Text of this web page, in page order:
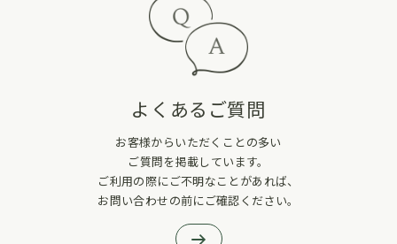
よくあるご質問
お客様からいただくことの多い
ご質問を掲載しています。
ご利用の際にご不明なことがあれば、
お問い合わせの前にご確認ください。